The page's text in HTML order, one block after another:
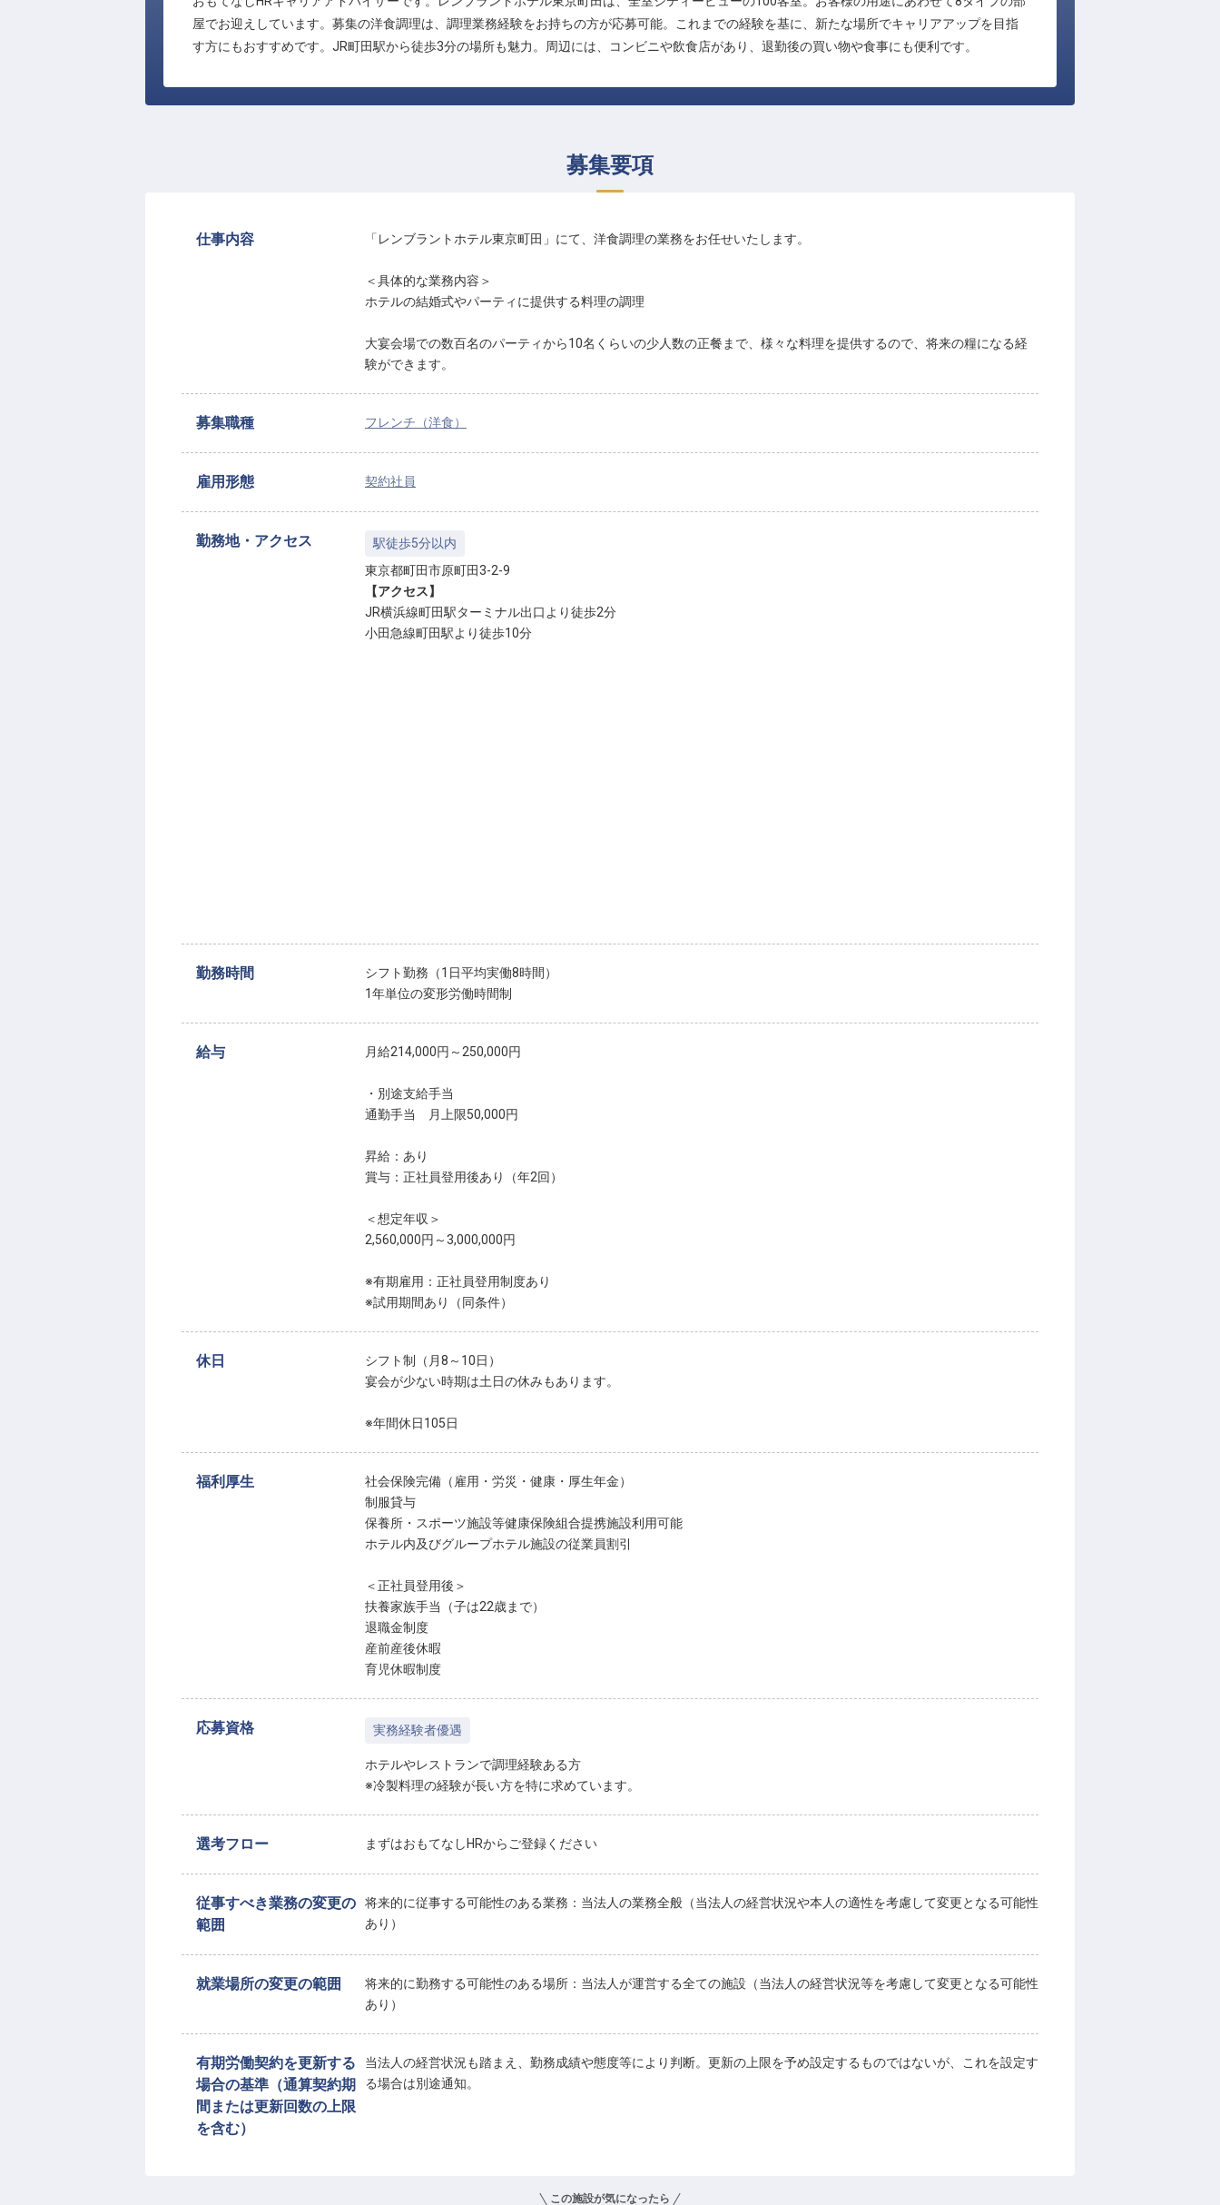
屋でお迎えしています。募集の洋食調理は、調理業務経験をお持ちの方が応募可能。これまでの経験を基に、新たな場所でキャリアアップを目指
す方にもおすすめです。JR町田駅から徒歩3分の場所も魅力。周辺には、コンビニや飲食店があり、退勤後の買い物や食事にも便利です。
募集要項
仕事内容 「レンブラントホテル東京町田」にて、洋食調理の業務をお任せいたします。
＜具体的な業務内容＞
ホテルの結婚式やパーティに提供する料理の調理
大宴会場での数百名のパーティから10名くらいの少人数の正餐まで、様々な料理を提供するので、将来の糧になる経
験ができます。
募集職種 フレンチ（洋食）
雇用形態 契約社員
勤務地・アクセス
駅徒歩5分以内
東京都町田市原町田3-2-9
【アクセス】
JR横浜線町田駅ターミナル出口より徒歩2分
小田急線町田駅より徒歩10分
勤務時間
シフト勤務（1日平均実働8時間）
1年単位の変形労働時間制
給与 月給214,000円～250,000円
・別途支給手当
通勤手当 月上限50,000円
昇給：あり
賞与：正社員登用後あり（年2回）
＜想定年収＞
2,560,000円～3,000,000円
※有期雇用：正社員登用制度あり
休日
シフト制（月8～10日）
宴会が少ない時期は土日の休みもあります。
※年間休日105日
福利厚生
社会保険完備（雇用・労災・健康・厚生年金）
制服貸与
保養所・スポーツ施設等健康保険組合提携施設利用可能
ホテル内及びグループホテル施設の従業員割引
＜正社員登用後＞
扶養家族手当（子は22歳まで）
退職金制度
産前産後休暇
育児休暇制度
応募資格 実務経験者優遇
ホテルやレストランで調理経験ある方
※冷製料理の経験が長い方を特に求めています。
選考フロー まずはおもてなしHRからご登録ください
従事すべき業務の変更の
範囲
将来的に従事する可能性のある業務：当法人の業務全般（当法人の経営状況や本人の適性を考慮して変更となる可能性
あり）
就業場所の変更の範囲
将来的に勤務する可能性のある場所：当法人が運営する全ての施設（当法人の経営状況等を考慮して変更となる可能性
あり）
有期労働契約を更新する
場合の基準（通算契約期
間または更新回数の上限
を含む）
当法人の経営状況も踏まえ、勤務成績や態度等により判断。更新の上限を予め設定するものではないが、これを設定す
る場合は別途通知。
この施設が気になったら